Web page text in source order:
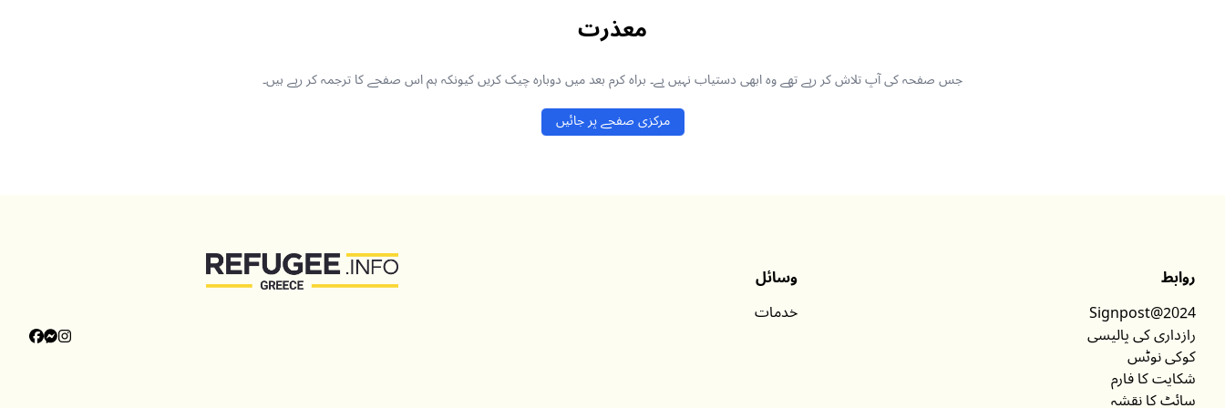
معذرت
جس صفحہ کی آپ تلاش کر رہے تھے وہ ابھی دستیاب نہیں ہے۔ براہ کرم بعد میں دوبارہ چیک کریں کیونکہ ہم اس صفحے کا ترجمہ کر رہے ہیں۔
مرکزی صفحے پر جائیں
وسائل
خدمات
روابط
Signpost@2024
رازداری کی پالیسی
کوکی نوٹس
شکایت کا فارم
سائٹ کا نقشہ